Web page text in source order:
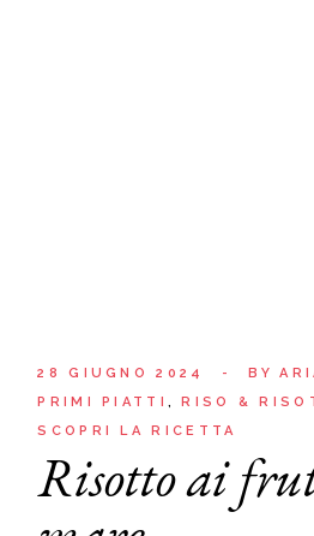
28 GIUGNO 2024 BY
PRIMI PIATTI
RISO &
SCOPRI LA RICETTA
Risotto ai